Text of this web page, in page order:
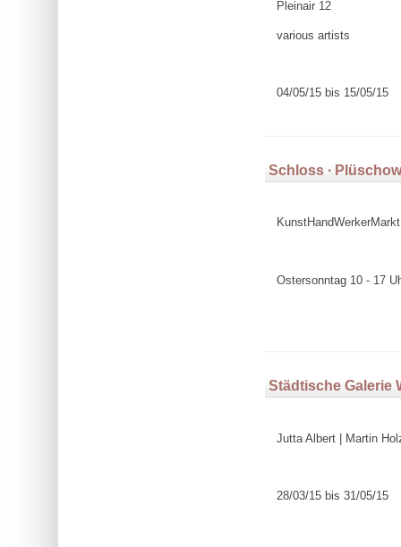
Pleinair 12
various artists
04/05/15 bis 15/05/15
Schloss ∙ Plüschow
KunstHandWerkerMarkt
Ostersonntag 10 - 17
Städtische Galerie
Jutta Albert | Martin
28/03/15 bis 31/05/15